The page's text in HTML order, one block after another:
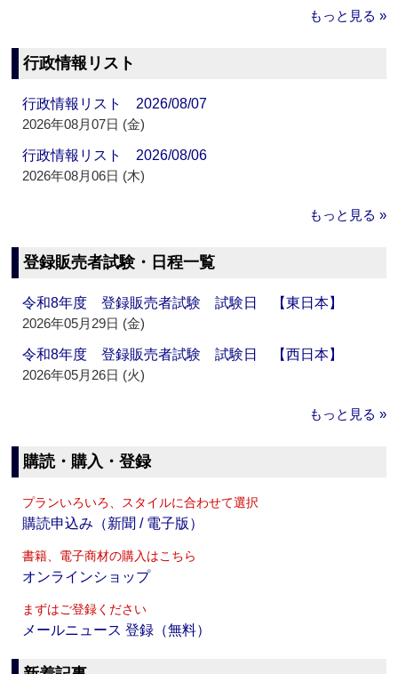
もっと見る »
行政情報リスト
行政情報リスト 2026/08/07
2026年08月07日 (金)
行政情報リスト 2026/08/06
2026年08月06日 (木)
もっと見る »
登録販売者試験・日程一覧
令和8年度 登録販売者試験 試験日 【東日本】
2026年05月29日 (金)
令和8年度 登録販売者試験 試験日 【西日本】
2026年05月26日 (火)
もっと見る »
購読・購入・登録
プランいろいろ、スタイルに合わせて選択
購読申込み（新聞 / 電子版）
書籍、電子商材の購入はこちら
オンラインショップ
まずはご登録ください
メールニュース 登録（無料）